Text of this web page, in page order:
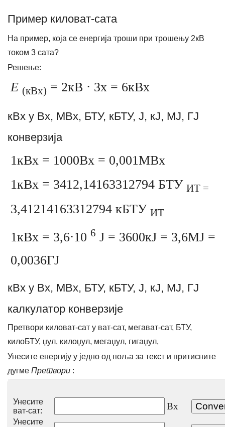
Пример киловат-сата
На пример, која се енергија троши при трошењу 2кВ
током 3 сата?
Решење:
Е (кВх) = 2кВ ⋅ 3х = 6кВх
кВх у Вх, МВх, БТУ, кБТУ, Ј, кЈ, МЈ, ГЈ
конверзија
1кВх = 1000Вх = 0,001МВх
1кВх = 3412,14163312794 БТУ ИТ =
3,41214163312794 кБТУ ИТ
1кВх = 3,6⋅10 6 Ј = 3600кЈ = 3,6МЈ =
0,0036ГЈ
кВх у Вх, МВх, БТУ, кБТУ, Ј, кЈ, МЈ, ГЈ
калкулатор конверзије
Претвори киловат-сат у ват-сат, мегават-сат, БТУ,
килоБТУ, џул, килоџул, мегаџул, гигаџул,
Унесите енергију у једно од поља за текст и притисните
дугме Претвори :
Унесите
ват-сат:
Вх
Унесите